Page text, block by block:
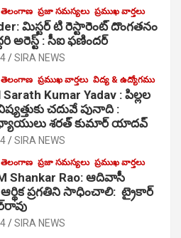
తెలంగాణ ప్రజా సమస్యలు ప్రముఖ వార్తలు
మిస్టర్ టి రెస్టారెంట్ దొంగతనం
అరెస్ట్ : సీఐ ఫణిందర్
SIRA NEWS
తెలంగాణ ప్రముఖ వార్తలు విద్య & ఉద్యోగము
Kumar Yadav : పిల్లల
చదువే పునాది :
శరత్ కుమార్ యాదవ్
SIRA NEWS
తెలంగాణ ప్రజా సమస్యలు ప్రముఖ వార్తలు
Shankar Rao: ఆదివాసీ
ప్రగతిని సాధించాలి: ట్రైకార్
SIRA NEWS